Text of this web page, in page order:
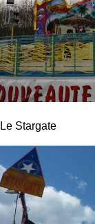
Le Stargate